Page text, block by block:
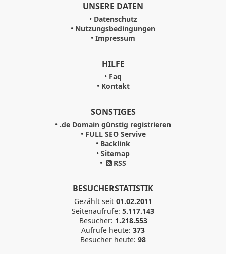
UNSERE DATEN
• Datenschutz
• Nutzungsbedingungen
• Impressum
HILFE
• Faq
• Kontakt
SONSTIGES
• .de Domain günstig registrieren
• FULL SEO Servive
• Backlink
• Sitemap
•
RSS
BESUCHERSTATISTIK
Gezählt seit 01.02.2011
Seitenaufrufe: 5.117.143
Besucher: 1.218.553
Aufrufe heute: 373
Besucher heute: 98